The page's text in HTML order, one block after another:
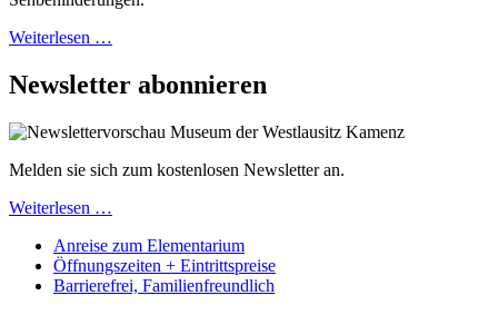
Weiterlesen …
Newsletter abonnieren
Melden sie sich zum kostenlosen Newsletter an.
Weiterlesen …
Anreise zum Elementarium
Öffnungszeiten + Eintrittspreise
Barrierefrei, Familienfreundlich